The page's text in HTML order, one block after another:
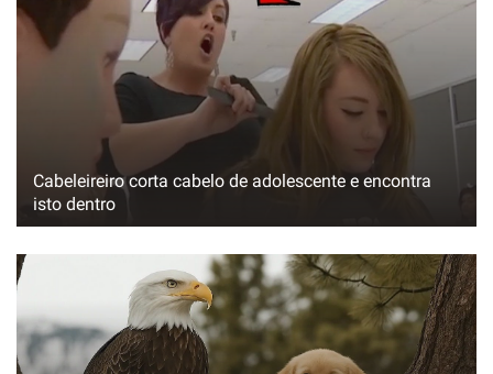
Cabeleireiro corta cabelo de adolescente e encontra
isto dentro